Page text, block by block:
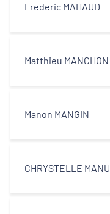
Frederic MAHAUD
Matthieu MANCHON
Manon MANGIN
CHRYSTELLE